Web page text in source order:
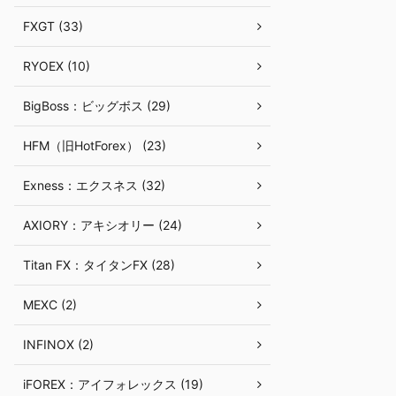
FXGT (33)
RYOEX (10)
BigBoss：ビッグボス (29)
HFM（旧HotForex） (23)
Exness：エクスネス (32)
AXIORY：アキシオリー (24)
Titan FX：タイタンFX (28)
MEXC (2)
INFINOX (2)
iFOREX：アイフォレックス (19)